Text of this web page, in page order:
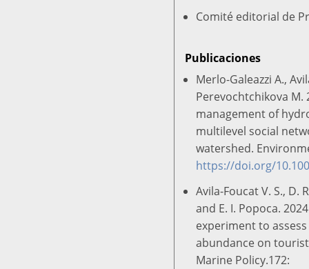
Comité editorial de
Publicaciones
Merlo-Galeazzi A.,
Perevochtchikova M.
management of
multilevel social
watershed.
https://doi.org/
Avila-Foucat V. S., D.
and E. I. Popoca.
experiment to
abundance on
Marine Policy.172: